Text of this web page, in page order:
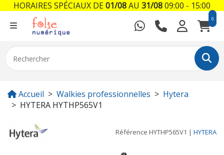
0
Accueil Walkies professionnelles
Hytera
HYTERA HYTHP565V1
Référence HYTHP565V1 | HYTERA
HORAIRES SPÉCIAUX DE01/08AU 31/0809:00 - 15:00